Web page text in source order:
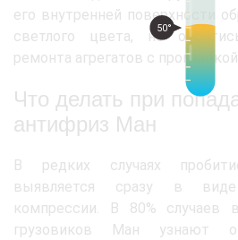
50°
его внутренней поверхности
светлого цвета, не
ремонта агрегатов с
Что делать при
антифриз Ман
В редких случаях
выявляется сразу в
компрессии. В 80% случаев
грузовиков Ман узнают